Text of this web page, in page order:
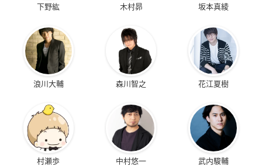
下野紘 木村昴 坂本真綾
浪川大輔 森川智之 花江夏樹
村瀬歩 中村悠一 武内駿輔